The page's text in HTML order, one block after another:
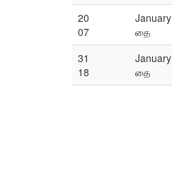
20
07
January
தை
31
18
January
தை